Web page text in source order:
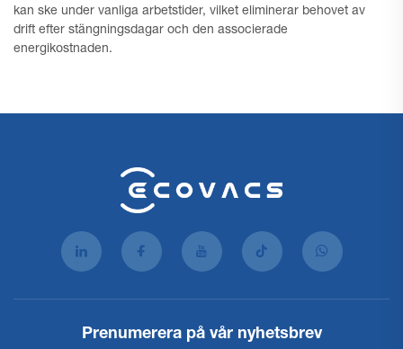
kan ske under vanliga arbetstider, vilket eliminerar behovet av
drift efter stängningsdagar och den associerade
energikostnaden.
Prenumerera på vår nyhetsbrev